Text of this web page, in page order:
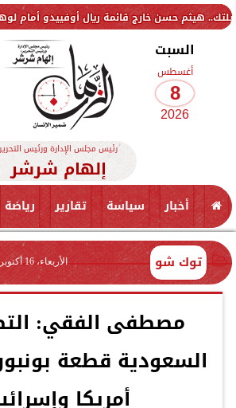
خارج قائمة ريال أوفييدو أمام لوهافر
السبت
أغسطس
8
2026
رئيس مجلس الإدارة ورئيس
إلهام شرشر
أخبار سياسة تقارير رياضة
توك شو الأربعاء، 16 أكتوبر 2024
مصطفى الفقي:
السعودية قطعة
أمريكا